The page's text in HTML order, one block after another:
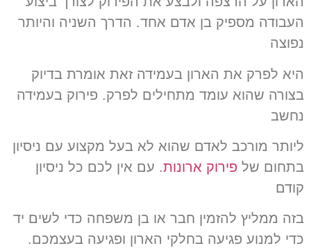
העבודה מספיק בן אדם אחד. הדרך השניה והיותר
נפוצה
היא לפרק את הארון בעמידה זאת אומרת בדיוק
בצורה שהוא עומד מתחילים לפרק. פירוק בעמידה
נחשב
ליותר מורכב לאדם שהוא לא בעל מקצוע עם ניסיון
בתחום של פירוק ארונות. עם אין לכם כל ניסיון
קודם
בזה ממליץ להזמין חבר או בן משפחה כדי לשים יד
כדי למנוע פגיעה בחלקי הארון ופגיעה בעצמכם.